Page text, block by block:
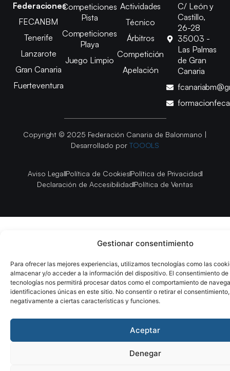
Gestionar consentimiento
Para ofrecer las mejores experiencias, utilizamos tecnologías como las
almacenar y/o acceder a la información del dispositivo. El consentimiento de
tecnologías nos permitirá procesar datos como el comportamiento de
identificaciones únicas en este sitio. No consentir o retirar el
negativamente a ciertas características y funciones.
Aceptar
Denegar
Federaciones
FECANBM
Tenerife
Lanzarote
Gran Canaria
Fuerteventura
Competiciones
Pista
Competiciones
Playa
Juego Limpio
Actividades
Técnico
Árbitros
Competición
Apelación
C/ León y
Castillo,
26-28
35003 -
Las Palmas
de Gran
Canaria
Copyright © 2025 Federación Canaria de Balonmano |
Desarrollado por TOOOLS
Aviso LegalPolítica de CookiesPolítica de Privacidad
Declaración de AccesibilidadPolítica de Ventas